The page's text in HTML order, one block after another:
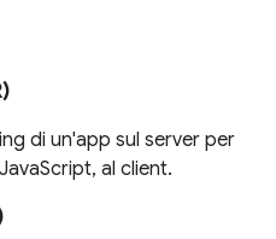
di un'app sul server per
al client.